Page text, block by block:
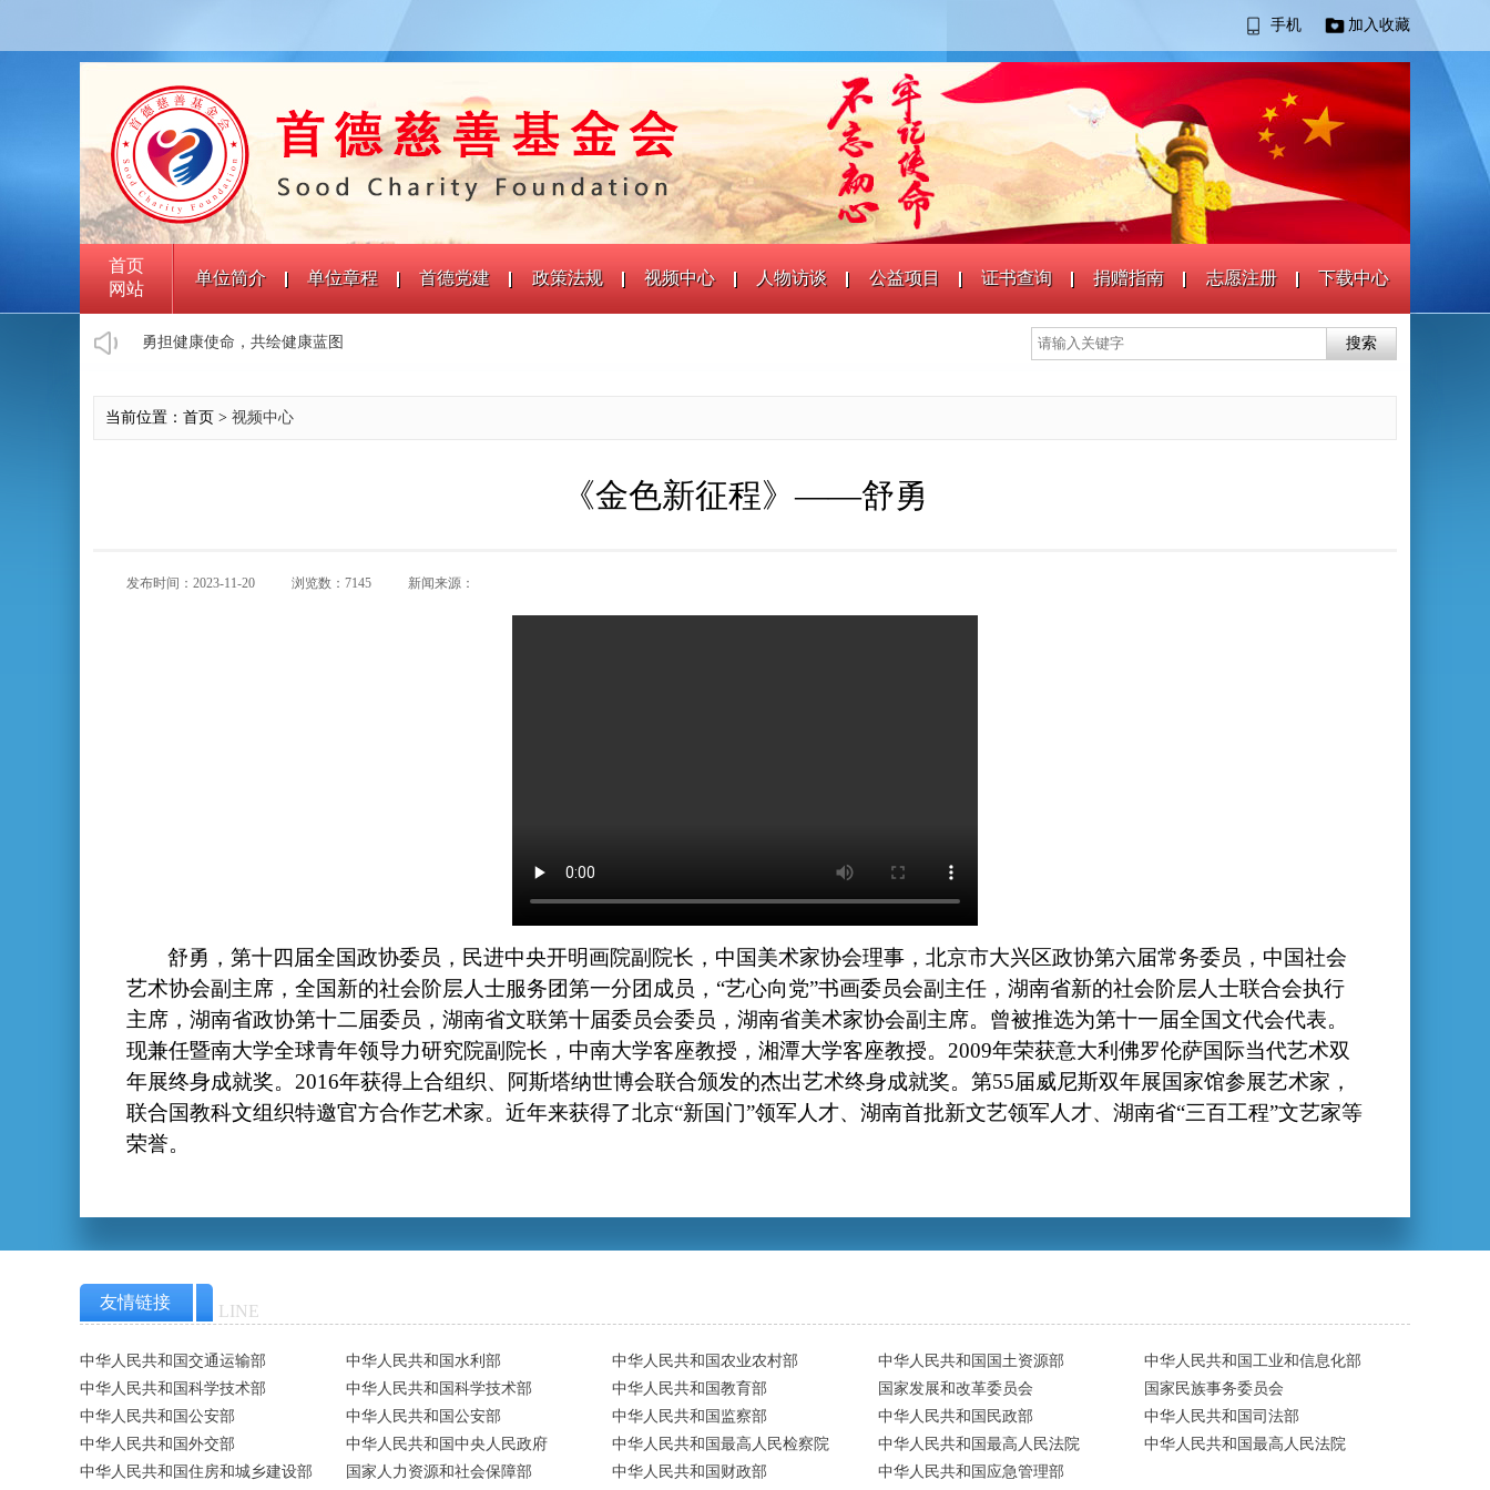
手机 加入收藏
首页
网站
单位简介 单位章程 首德党建 政策法规 视频中心 人物访谈 公益项目 证书查询 捐赠指南 志愿注册 下载中心
勇担健康使命，共绘健康蓝图 搜索
当前位置：首页 > 视频中心
《金色新征程》——舒勇
发布时间：2023-11-20 浏览数：7145 新闻来源：
舒勇，第十四届全国政协委员，民进中央开明画院副院长，中国美术家协会理事，北京市大兴区政协第六届常务委员，中国社会
艺术协会副主席，全国新的社会阶层人士服务团第一分团成员， “艺心向党”书画委员会副主任，湖南省新的社会阶层人士联合会执行
主席，湖南省政协第十二届委员，湖南省文联第十届委员会委员，湖南省美术家协会副主席。曾被推选为第十一届全国文代会代表。
现兼任暨南大学全球青年领导力研究院副院长，中南大学客座教授，湘潭大学客座教授。2009年荣获意大利佛罗伦萨国际当代艺术双
年展终身成就奖。2016年获得上合组织、阿斯塔纳世博会联合颁发的杰出艺术终身成就奖。第55届威尼斯双年展国家馆参展艺术家，
联合国教科文组织特邀官方合作艺术家。近年来获得了北京“新国门”领军人才、湖南首批新文艺领军人才、湖南省“三百工程”文艺家等
荣誉。
友情链接 LINE
中华人民共和国交通运输部 中华人民共和国水利部 中华人民共和国农业农村部 中华人民共和国国土资源部
中华人民共和国工业和信息化部
中华人民共和国科学技术部
中华人民共和国科学技术部 中华人民共和国教育部 国家发展和改革委员会
国家民族事务委员会
中华人民共和国公安部
中华人民共和国公安部 中华人民共和国监察部 中华人民共和国民政部
中华人民共和国司法部
中华人民共和国外交部
中华人民共和国中央人民政府 中华人民共和国最高人民检察院 中华人民共和国最高人民法院
中华人民共和国最高人民法院
中华人民共和国住房和城乡建设部
国家人力资源和社会保障部 中华人民共和国财政部 中华人民共和国应急管理部